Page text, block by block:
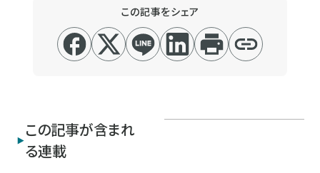
この記事をシェア
この記事が含まれ
る連載